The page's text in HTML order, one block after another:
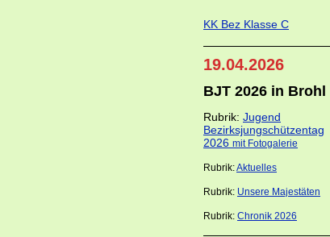
KK Bez Klasse C
19.04.2026
BJT 2026 in Brohl
Rubrik: Jugend
Bezirksjungschützentag
2026 mit Fotogalerie
Rubrik:Aktuelles
Rubrik: Unsere Majestäten
Rubrik: Chronik 2026